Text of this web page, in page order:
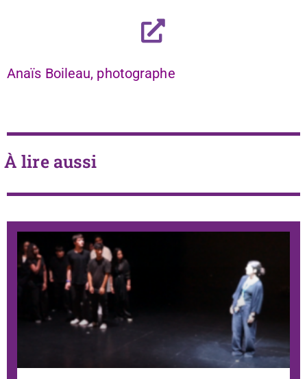
Anaïs Boileau, photographe
À lire aussi